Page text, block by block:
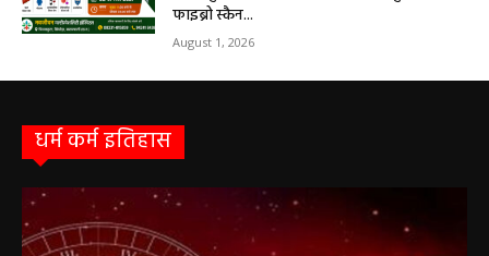
फाइब्रो स्कैन...
August 1, 2026
धर्म कर्म इतिहास